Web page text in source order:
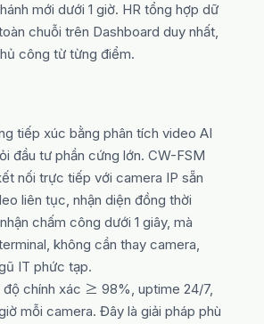
mới dưới 1 giờ. HR tổng hợp dữ
chuỗi trên Dashboard duy nhất,
công từ từng điểm.
tiếp xúc bằng phân tích video AI
đầu tư phần cứng lớn. CW-FSM
nối trực tiếp với camera IP sẵn
liên tục, nhận diện đồng thời
chấm công dưới 1 giây, mà
không cần thay camera,
IT phức tạp.
chính xác ≥ 98%, uptime 24/7,
mỗi camera. Đây là giải pháp phù